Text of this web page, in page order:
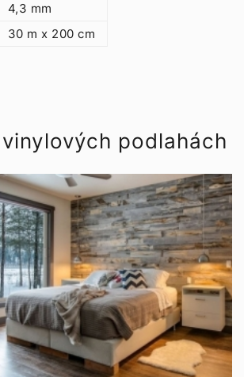
4,3 mm
30 m x 200 cm
podlahách